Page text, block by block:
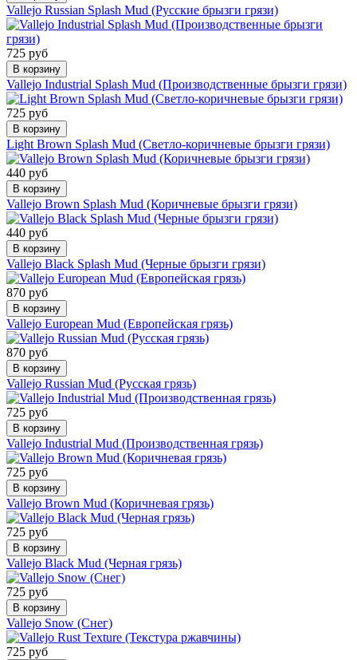
Vallejo Russian Splash Mud (Русские брызги грязи)
725 руб
В корзину
Vallejo Industrial Splash Mud (Производственные брызги грязи)
725 руб
В корзину
Light Brown Splash Mud (Светло-коричневые брызги грязи)
440 руб
В корзину
Vallejo Brown Splash Mud (Коричневые брызги грязи)
440 руб
В корзину
Vallejo Black Splash Mud (Черные брызги грязи)
870 руб
В корзину
Vallejo European Mud (Европейская грязь)
870 руб
В корзину
Vallejo Russian Mud (Русская грязь)
725 руб
В корзину
Vallejo Industrial Mud (Производственная грязь)
725 руб
В корзину
Vallejo Brown Mud (Коричневая грязь)
725 руб
В корзину
Vallejo Black Mud (Черная грязь)
725 руб
В корзину
Vallejo Snow (Снег)
725 руб